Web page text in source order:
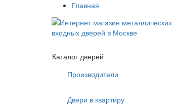
Главная
Каталог дверей
Производители
Двери в квартиру